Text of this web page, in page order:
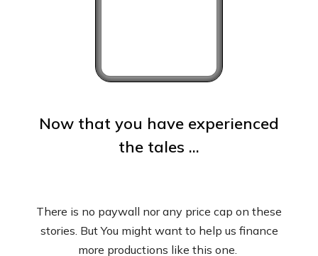
Now that you have experienced
the tales ...
There is no paywall nor any price cap on these
stories. But You might want to help us finance
more productions like this one.